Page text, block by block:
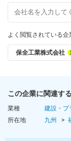
よく閲覧されている企
保全工業株式会社
この企業に関連す
業種 建設・プ
所在地
九州